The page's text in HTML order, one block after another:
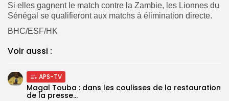
Si elles gagnent le match contre la Zambie, les Lionnes du
Sénégal se qualifieront aux matchs à élimination directe.
BHC/ESF/HK
Voir aussi :
APS-TV
Magal Touba : dans les coulisses de la restauration
de la presse...